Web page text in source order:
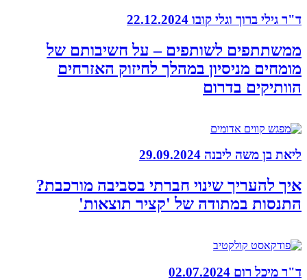
ד"ר גילי ברוך וגלי קובו 22.12.2024
ממשתתפים לשותפים – על חשיבותם של
מומחים מניסיון במהלך לחיזוק האזרחים
הוותיקים בדרום
ליאת בן משה ליבנה 29.09.2024
איך להעריך שינוי חברתי בסביבה מורכבת?
התנסות במתודה של 'קציר תוצאות'
ד"ר מיכל רום 02.07.2024